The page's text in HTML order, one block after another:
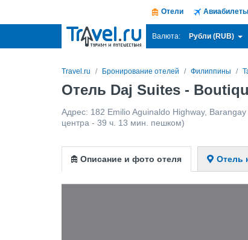
Отели Авиабилеты
Валюта: Рубли (RUB)
Travel.ru Бронирование отелей Филиппины
Отель Daj Suites -
Адрес: 182 Emilio Aguinaldo Highway,
центра - 39 ч. 13 мин. пешком)
Описание и фото отеля Отель